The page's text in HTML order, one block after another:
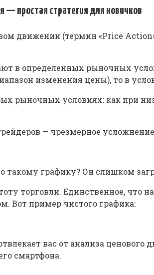
— простая стратегия для новичков
движении (термин «Price
в определенных рыночных
изменения цены), то в
рыночных условиях: как при
— чрезмерное
графику? Он слишком
торговли. Единственное, что
Вот пример чистого графика:
вас от анализа
смартфона.